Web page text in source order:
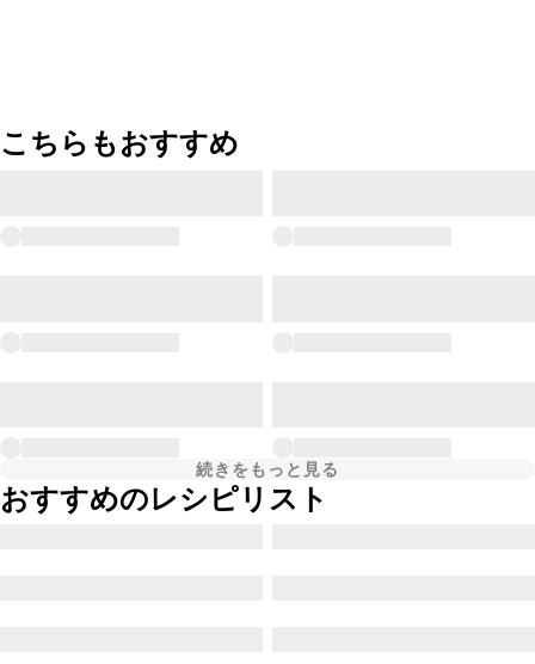
こちらもおすすめ
続きをもっと見る
おすすめのレシピリスト